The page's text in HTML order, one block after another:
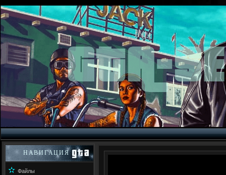
НАВИГАЦИЯ
✫ Файлы